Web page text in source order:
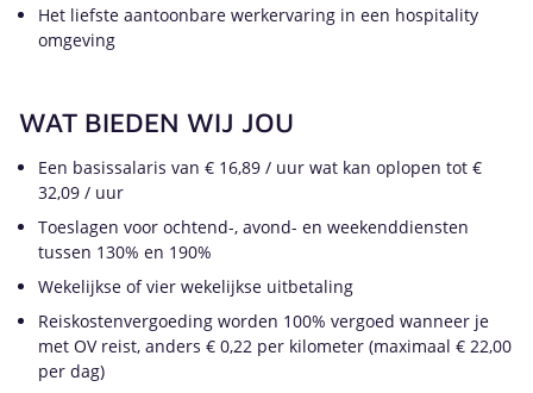
Het liefste aantoonbare werkervaring in een hospitality
omgeving
WAT BIEDEN WIJ JOU
Een basissalaris van € 16,89 / uur wat kan oplopen tot €
32,09 / uur
Toeslagen voor ochtend-, avond- en weekenddiensten
tussen 130% en 190%
Wekelijkse of vier wekelijkse uitbetaling
Reiskostenvergoeding worden 100% vergoed wanneer je
met OV reist, anders € 0,22 per kilometer (maximaal € 22,00
per dag)